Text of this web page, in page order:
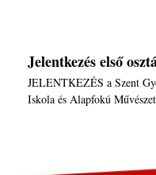
Jelentkezés első
JELENTKEZÉS a Szent
Iskola és Alapfokú